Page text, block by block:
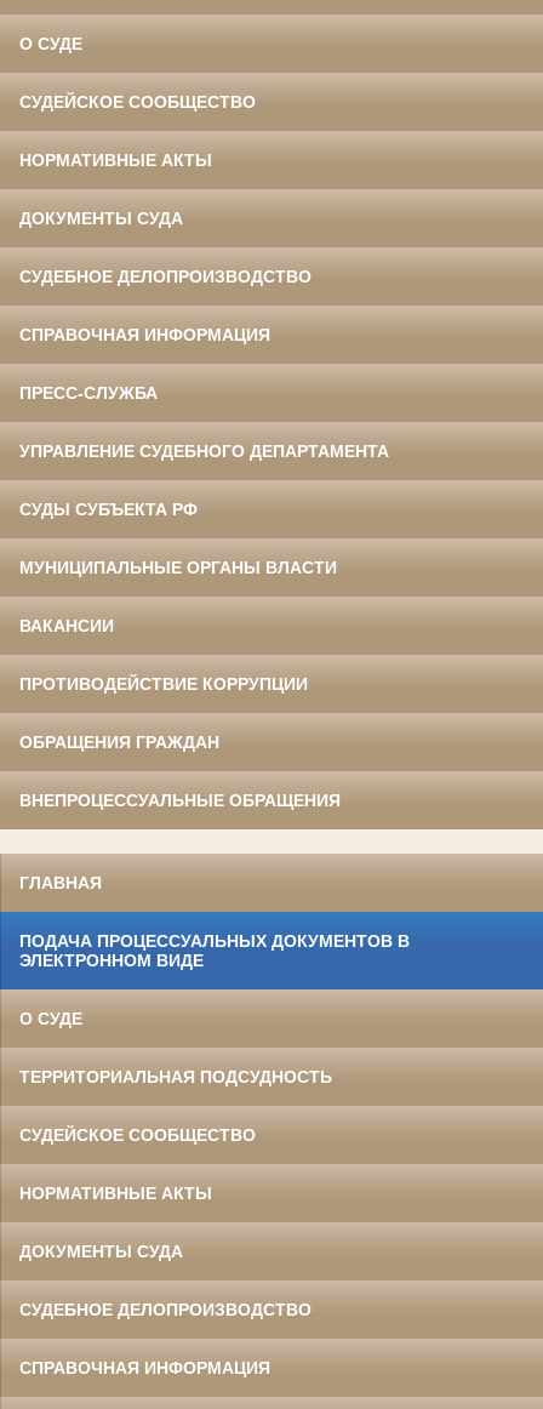
О СУДЕ
СУДЕЙСКОЕ СООБЩЕСТВО
НОРМАТИВНЫЕ АКТЫ
ДОКУМЕНТЫ СУДА
СУДЕБНОЕ ДЕЛОПРОИЗВОДСТВО
СПРАВОЧНАЯ ИНФОРМАЦИЯ
ПРЕСС-СЛУЖБА
УПРАВЛЕНИЕ СУДЕБНОГО ДЕПАРТАМЕНТА
СУДЫ СУБЪЕКТА РФ
МУНИЦИПАЛЬНЫЕ ОРГАНЫ ВЛАСТИ
ВАКАНСИИ
ПРОТИВОДЕЙСТВИЕ КОРРУПЦИИ
ОБРАЩЕНИЯ ГРАЖДАН
ВНЕПРОЦЕССУАЛЬНЫЕ ОБРАЩЕНИЯ
ГЛАВНАЯ
ПОДАЧА ПРОЦЕССУАЛЬНЫХ ДОКУМЕНТОВ В
ЭЛЕКТРОННОМ ВИДЕ
О СУДЕ
ТЕРРИТОРИАЛЬНАЯ ПОДСУДНОСТЬ
СУДЕЙСКОЕ СООБЩЕСТВО
НОРМАТИВНЫЕ АКТЫ
ДОКУМЕНТЫ СУДА
СУДЕБНОЕ ДЕЛОПРОИЗВОДСТВО
СПРАВОЧНАЯ ИНФОРМАЦИЯ